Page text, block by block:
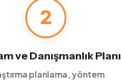
2
ve Danışmanlık Planı
planlama, yöntem